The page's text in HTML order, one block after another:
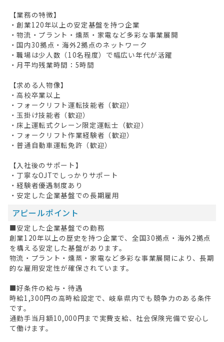
HOME
無料会員登録
【業務の特徴】
・創業120年以上の安定基盤を持つ企業
・物流・プラント・燻蒸・家電など多彩な事業展開
・国内30拠点・海外2拠点のネットワーク
・職場は少人数（10名程度）で幅広い年代が活躍
・月平均残業時間：5時間
【求める人物像】
・高校卒業以上
・フォークリフト運転技能者（歓迎）
・玉掛け技能者（歓迎）
・床上運転式クレーン限定運転士（歓迎）
・フォークリフト作業経験者（歓迎）
・普通自動車運転免許（歓迎）
【入社後のサポート】
・丁寧なOJTでしっかりサポート
・経験者優遇制度あり
・安定した企業基盤での長期雇用
アピールポイント
■安定した企業基盤での勤務
創業120年以上の歴史を持つ企業で、全国30拠点・海外2拠点
を構える安定した基盤があります。
物流・プラント・燻蒸・家電など多彩な事業展開により、長期
的な雇用安定性が確保されています。
■好条件の給与・待遇
時給1,300円の高時給設定で、岐阜県内でも競争力のある条件
です。
通勤手当月額10,000円まで実費支給、社会保険完備で安心し
て働けます。